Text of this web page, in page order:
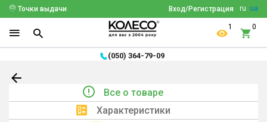
ru ua
Вход/Регистрация
Точки выдачи
1 0
(050) 364-79-09
Все о товаре
Характеристики